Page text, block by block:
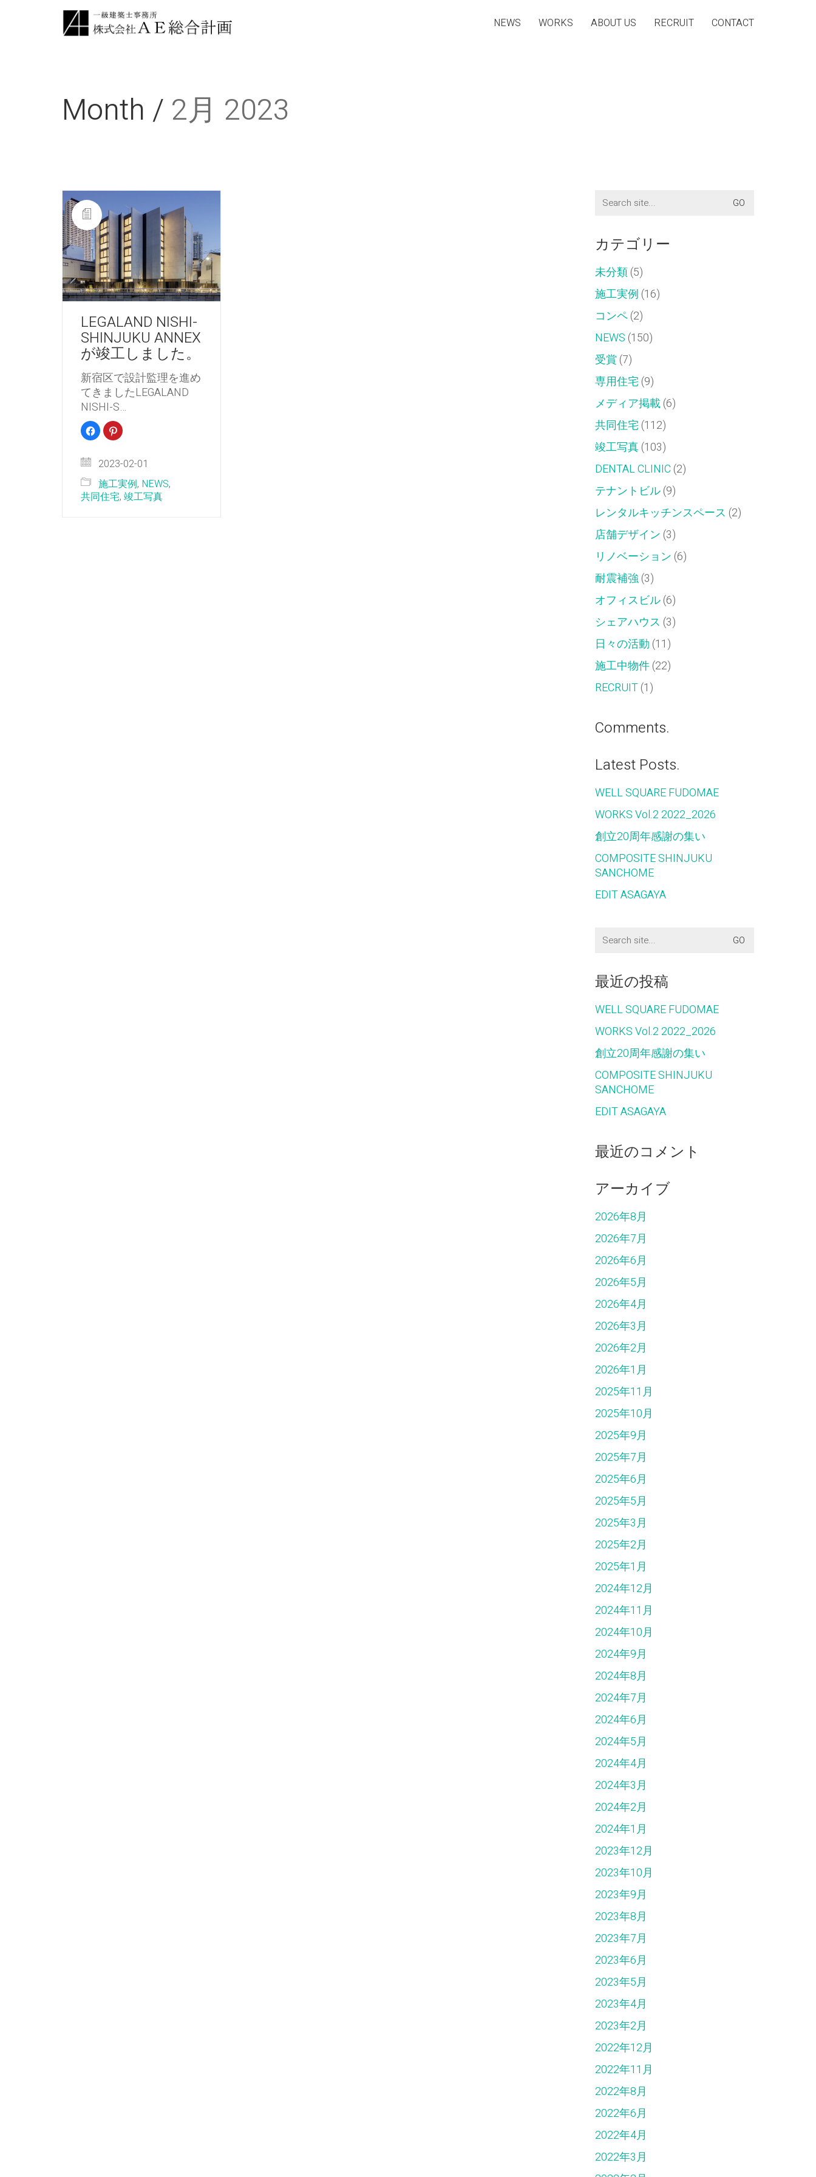
NEWS WORKS ABOUT US RECRUIT CONTACT
Month / 2月 2023
LEGALAND NISHI-
SHINJUKU ANNEX
が竣工しました。
新宿区で設計監理を進め
てきましたLEGALAND
NISHI-S…
Facebook
で
す
る
は
ク
リ
ッ
ク
リ
し
て
で
共
有
(新
2023-02-01
施工実例, NEWS,
共同住宅, 竣工写真
Search
for:
カテゴリー
未分類(5)
施工実例(16)
コンペ(2)
NEWS(150)
受賞(7)
専用住宅(9)
メディア掲載(6)
共同住宅(112)
竣工写真(103)
DENTAL CLINIC(2)
テナントビル(9)
レンタルキッチンスペース (2)
店舗デザイン(3)
リノベーション(6)
耐震補強(3)
オフィスビル(6)
シェアハウス (3)
日々の活動(11)
施工中物件(22)
RECRUIT(1)
Comments.
Latest Posts.
WELL SQUARE FUDOMAE
WORKS Vol.2 2022_2026
創立20周年感謝の集い
COMPOSITE SHINJUKU
SANCHOME
EDIT ASAGAYA
Search
for:
最近の投稿
WELL SQUARE FUDOMAE
WORKS Vol.2 2022_2026
創立20周年感謝の集い
COMPOSITE SHINJUKU
SANCHOME
EDIT ASAGAYA
最近のコメント
アーカイブ
2026年8月
2026年7月
2026年6月
2026年5月
2026年4月
2026年3月
2026年2月
2026年1月
2025年11月
2025年10月
2025年9月
2025年7月
2025年6月
2025年5月
2025年3月
2025年2月
2025年1月
2024年12月
2024年11月
2024年10月
2024年9月
2024年8月
2024年7月
2024年6月
2024年5月
2024年4月
2024年3月
2024年2月
2024年1月
2023年12月
2023年10月
2023年9月
2023年8月
2023年7月
2023年6月
2023年5月
2023年4月
2023年2月
2022年12月
2022年11月
2022年8月
2022年6月
2022年4月
2022年3月